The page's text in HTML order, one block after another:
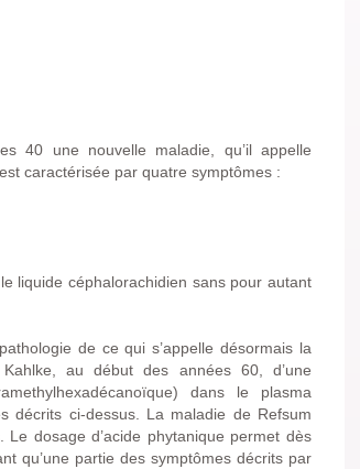
40 une nouvelle maladie, qu’il appelle
caractérisée par quatre symptômes :
liquide céphalorachidien sans pour autant
de ce qui s’appelle désormais la
au début des années 60, d’une
dans le plasma
décrits ci-dessus. La maladie de Refsum
dosage d’acide phytanique permet dès
qu’une partie des symptômes décrits par